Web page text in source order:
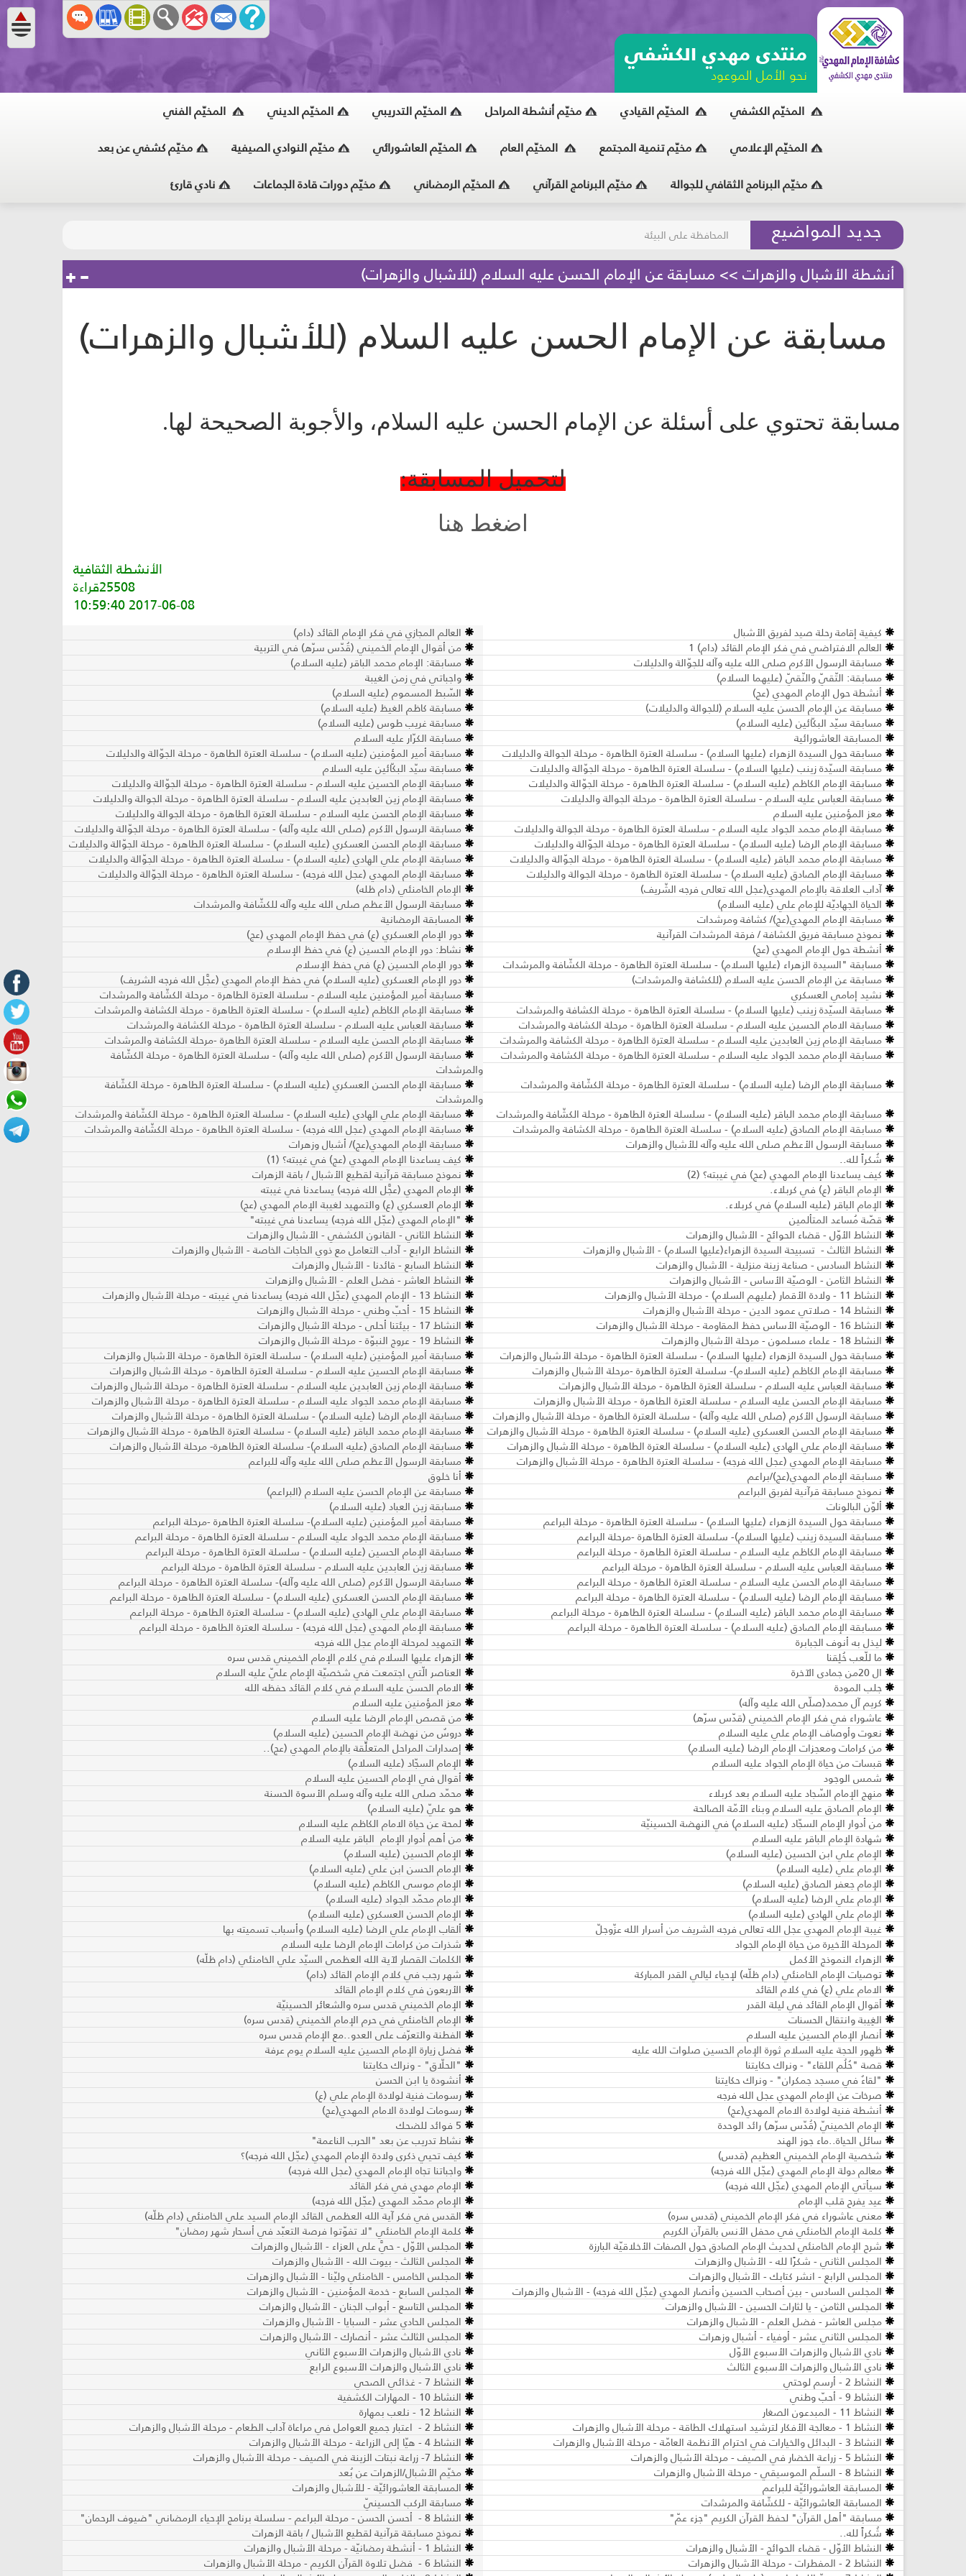
منتدى مهدي الكشفي
نحو الأمل الموعود
المخيّم الكشفي المخيّم القيادي مخيّم أنشطة المراحل المخيّم التدريبي المخيّم الديني المخيّم الفني
المخيّم الإعلامي مخيّم تنمية المجتمع المخيّم العام المخيّم العاشورائي مخيّم النوادي الصيفية مخيّم كشفي عن بعد
مخيّم البرنامج الثقافي للجوالة مخيّم البرنامج القرآني المخيّم الرمضاني مخيّم دورات قادة الجماعات نادي قارئ
جديد المواضيع
مسابقة الركب الحسينيّ
المحافظة على البيئة
أنشطة الأشبال والزهرات >> مسابقة عن الإمام الحسن عليه السلام (للأشبال والزهرات)
مسابقة عن الإمام الحسن عليه السلام (للأشبال والزهرات)
مسابقة تحتوي على أسئلة عن الإمام الحسن عليه السلام، والأجوبة الصحيحة لها.
لتحميل المسابقة:
اضغط هنا
الأنشطة الثقافية
25508قراءة
2017-06-08 10:59:40
كيفية إقامة رحلة صيد لفريق الأشبال
العالم المجازي في فكر الإمام القائد (دام)
العالم الافتراضي في فكر الإمام القائد (دام) 1
من أقوال الإمام الخميني (قُدّس سرّه) في التربية
مسابقة الرسول الأكرم صلى الله عليه وآله للجوّالة والدليلات
مسابقة: الإمام محمد الباقر (عليه السلام)
مسابقة: التّقيّ والنّقيّ (عليهما السلام)
واجباتي في زمن الغيبة
أنشطة حول الإمام المهدي (عج)
السّبط المسموم (عليه السلام)
مسابقة عن الإمام الحسن عليه السلام (للجوالة والدليلات)
مسابقة كاظم الغيظ (عليه السلام)
مسابقة سيّد البكّائين (عليه السلام)
مسابقة غريب طوس (عليه السلام)
المسابقة العاشورائية
مسابقة الكرّار عليه السلام
مسابقة حول السيدة الزهراء (عليها السلام) - سلسلة العترة الطاهرة - مرحلة الجوالة والدليلات
مسابقة أمير المؤمنين (عليه السلام) - سلسلة العترة الطاهرة - مرحلة الجوّالة والدليلات
مسابقة السيّدة زينب (عليها السلام) - سلسلة العترة الطاهرة - مرحلة الجوّالة والدليلات
مسابقة سيّد البكّائين عليه السلام
مسابقة الإمام الكاظم (عليه السلام) - سلسلة العترة الطاهرة - مرحلة الجوّالة والدليلات
مسابقة الإمام الحسين عليه السلام - سلسلة العترة الطاهرة - مرحلة الجوّالة والدليلات
مسابقة العباس عليه السلام - سلسلة العترة الطاهرة - مرحلة الجوالة والدليلات
مسابقة الإمام زين العابدين عليه السلام - سلسلة العترة الطاهرة - مرحلة الجوالة والدليلات
معز المؤمنين عليه السلام
مسابقة الإمام الحسن عليه السلام - سلسلة العترة الطاهرة - مرحلة الجوالة والدليلات
مسابقة الإمام محمد الجواد عليه السلام - سلسلة العترة الطاهرة - مرحلة الجوالة والدليلات
مسابقة الرسول الأكرم (صلى الله عليه وآله) - سلسلة العترة الطاهرة - مرحلة الجوّالة والدليلات
مسابقة الإمام الرضا (عليه السلام) - سلسلة العترة الطاهرة - مرحلة الجوّالة والدليلات
مسابقة الإمام الحسن العسكري (عليه السلام) - سلسلة العترة الطاهرة - مرحلة الجوّالة والدليلات
مسابقة الإمام محمد الباقر (عليه السلام) - سلسلة العترة الطاهرة - مرحلة الجوّالة والدليلات
مسابقة الإمام علي الهادي (عليه السلام) - سلسلة العترة الطاهرة - مرحلة الجوّالة والدليلات
مسابقة الإمام الصادق (عليه السلام) - سلسلة العترة الطاهرة - مرحلة الجوالة والدليلات
مسابقة الإمام المهدي (عجل الله فرجه) - سلسلة العترة الطاهرة - مرحلة الجوّالة والدليلات
آداب العلاقة بالإمام المهدي(عجل الله تعالى فرجه الشّريف)
الإمام الخامنئي (دام ظله)
الحياة الجهاديّة للإمام علي (عليه السلام)
مسابقة الرسول الأعظم صلى الله عليه وآله للكشّافة والمرشدات
مسابقة الإمام المهدي(عج)/ كشافة ومرشدات
المسابقة الرمضانية
نموذج مسابقة فريق الكشافة / فرقة المرشدات القرآنية
دور الإمام العسكري (ع) في حفظ الإمام المهدي (عج)
أنشطة حول الإمام المهدي (عج)
نشاط: دور الإمام الحسين (ع) في حفظ الإسلام
مسابقة "السيدة الزهراء (عليها السلام) - سلسلة العترة الطاهرة - مرحلة الكشّافة والمرشدات
دور الإمام الحسين (ع) في حفظ الإسلام
مسابقة عن الإمام الحسن عليه السلام (للكشافة والمرشدات)
دور الإمام العسكري (عليه السلام) في حفظ الإمام المهدي (عجَّل الله فرجه الشريف)
نشيد إمامي العسكري
مسابقة أمير المؤمنين عليه السلام - سلسلة العترة الطاهرة - مرحلة الكشّافة والمرشدات
مسابقة السيّدة زينب (عليها السلام) - سلسلة العترة الطاهرة - مرحلة الكشافة والمرشدات
مسابقة الإمام الكاظم (عليه السلام) - سلسلة العترة الطاهرة - مرحلة الكشافة والمرشدات
مسابقة الامام الحسين عليه السلام - سلسلة العترة الطاهرة - مرحلة الكشافة والمرشدات
مسابقة العباس عليه السلام - سلسلة العترة الطاهرة - مرحلة الكشافة والمرشدات
مسابقة الإمام زين العابدين عليه السلام - سلسلة العترة الطاهرة - مرحلة الكشافة والمرشدات
مسابقة الإمام الحسن عليه السلام - سلسلة العترة الطاهرة -مرحلة الكشافة والمرشدات
مسابقة الإمام محمد الجواد عليه السلام - سلسلة العترة الطاهرة - مرحلة الكشافة والمرشدات
مسابقة الرسول الأكرم (صلى الله عليه وآله) - سلسلة العترة الطاهرة - مرحلة الكشّافة
والمرشدات
مسابقة الإمام الرضا (عليه السلام) - سلسلة العترة الطاهرة - مرحلة الكشّافة والمرشدات
مسابقة الإمام الحسن العسكري (عليه السلام) - سلسلة العترة الطاهرة - مرحلة الكشّافة
والمرشدات
مسابقة الإمام محمد الباقر (عليه السلام) - سلسلة العترة الطاهرة - مرحلة الكشّافة والمرشدات
مسابقة الإمام علي الهادي (عليه السلام) - سلسلة العترة الطاهرة - مرحلة الكشّافة والمرشدات
مسابقة الإمام الصادق (عليه السلام) - سلسلة العترة الطاهرة - مرحلة الكشافة والمرشدات
مسابقة الإمام المهدي (عجل الله فرجه) - سلسلة العترة الطاهرة - مرحلة الكشّافة والمرشدات
مسابقة الرسول الأعظم صلى الله عليه وآله للأشبال والزهرات
مسابقة الإمام المهدي(عج)/ أشبال وزهرات
شُكراً لله..
كيف يساعدنا الإمام المهدي (عج) في غيبته؟ (1)
كيف يساعدنا الإمام المهدي (عج) في غيبته؟ (2)
نموذج مسابقة قرآنية لقطيع الأشبال / باقة الزهرات
الإمام الباقر (ع) في كربلاء.
الإمام المهدي (عجَّل الله فرجه) يساعدنا في غيبته
الإمام الباقر (عليه السلام) في كربلاء.
الإمام العسكري (ع) والتمهيد لغيبة الإمام المهدي (عج)
قصّة مُساعد المتألمين
"الإمام المهدي (عجّل الله فرجه) يساعدنا في غيبته"
النشاط الأوّل - قضاء الحوائج - الأشبال والزهرات
النشاط الثاني - القانون الكشفي - الأشبال والزهرات
النشاط الثالث - تسبيحة السيدة الزهراء(علیها السلام) - الأشبال والزهرات
النشاط الرابع - آداب التعامل مع ذوي الحاجات الخاصة - الأشبال والزهرات
النشاط السادس - صناعة زينة منزلية - الأشبال والزهرات
النشاط السابع - قائدنا - الأشبال والزهرات
النشاط الثامن - الوصيّة الأساس - الأشبال والزهرات
النشاط العاشر - فضل العلم - الأشبال والزهرات
النشاط 11 - ولادة الأقمار (عليهم السلام) - مرحلة الأشبال والزهرات
النشاط 13 - الإمام المهدي (عجّل الله فرجه) يساعدنا في غيبته - مرحلة الأشبال والزهرات
النشاط 14 - صلاتي عمود الدين - مرحلة الأشبال والزهرات
النشاط 15 - أحبّ وطني - مرحلة الأشبال والزهرات
النشاط 16 - الوصيّة الأساس حفظ المقاومة - مرحلة الأشبال والزهرات
النشاط 17 - بيئتنا أحلى - مرحلة الأشبال والزهرات
النشاط 18 - علماء مسلمون - مرحلة الأشبال والزهرات
النشاط 19 - عروج النبوّة - مرحلة الأشبال والزهرات
مسابقة حول السيدة الزهراء (عليها السلام) - سلسلة العترة الطاهرة - مرحلة الأشبال والزهرات
مسابقة أمير المؤمنين (عليه السلام) - سلسلة العترة الطاهرة - مرحلة الأشبال والزهرات
مسابقة الإمام الكاظم (عليه السلام)- سلسلة العترة الطاهرة -مرحلة الأشبال والزهرات
مسابقة الإمام الحسين عليه السلام - سلسلة العترة الطاهرة - مرحلة الأشبال والزهرات
مسابقة العباس عليه السلام - سلسلة العترة الطاهرة - مرحلة الأشبال والزهرات
مسابقة الإمام زين العابدين عليه السلام - سلسلة العترة الطاهرة - مرحلة الأشبال والزهرات
مسابقة الإمام الحسن عليه السلام - سلسلة العترة الطاهرة - مرحلة الأشبال والزهرات
مسابقة الإمام محمد الجواد عليه السلام - سلسلة العترة الطاهرة - مرحلة الأشبال والزهرات
مسابقة الرسول الأكرم (صلى الله عليه وآله) - سلسلة العترة الطاهرة - مرحلة الأشبال والزهرات
مسابقة الإمام الرضا (عليه السلام) - سلسلة العترة الطاهرة - مرحلة الأشبال والزهرات
مسابقة الإمام الحسن العسكري (عليه السلام) - سلسلة العترة الطاهرة - مرحلة الأشبال والزهرات
مسابقة الإمام محمد الباقر (عليه السلام) - سلسلة العترة الطاهرة - مرحلة الأشبال والزهرات
مسابقة الإمام علي الهادي (عليه السلام) - سلسلة العترة الطاهرة - مرحلة الأشبال والزهرات
مسابقة الإمام الصادق (عليه السلام)- سلسلة العترة الطاهرة- مرحلة الأشبال والزهرات
مسابقة الإمام المهدي (عجل الله فرجه) - سلسلة العترة الطاهرة - مرحلة الأشبال والزهرات
مسابقة الرسول الأعظم صلى الله عليه وآله للبراعم
مسابقة الإمام المهدي(عج)/براعم
أنا خلوق
نموذج مسابقة قرآنية لفربق البراعم
مسابقة عن الإمام الحسن عليه السلام (البراعم)
ألوّن البالونات
مسابقة زين العباد (عليه السلام)
مسابقة حول السيدة الزهراء (عليها السلام) - سلسلة العترة الطاهرة - مرحلة البراعم
مسابقة أمير المؤمنين (عليه السلام)- سلسلة العترة الطاهرة -مرحلة البراعم
مسابقة السيدة زينب (عليها السلام)- سلسلة العترة الطاهرة -مرحلة البراعم
مسابقة الإمام محمد الجواد عليه السلام - سلسلة العترة الطاهرة - مرحلة البراعم
مسابقة الإمام الكاظم عليه السلام - سلسلة العترة الطاهرة - مرحلة البراعم
مسابقة الإمام الحسين (عليه السلام) - سلسلة العترة الطاهرة - مرحلة البراعم
مسابقة العباس عليه السلام - سلسلة العترة الطاهرة - مرحلة البراعم
مسابقة زين العابدين عليه السلام - سلسلة العترة الطاهرة - مرحلة البراعم
مسابقة الإمام الحسن عليه السلام - سلسلة العترة الطاهرة - مرحلة البراعم
مسابقة الرسول الأكرم (صلى الله عليه وآله)- سلسلة العترة الطاهرة - مرحلة البراعم
مسابقة الإمام الرضا (عليه السلام) - سلسلة العترة الطاهرة - مرحلة البراعم
مسابقة الإمام الحسن العسكري (عليه السلام) - سلسلة العترة الطاهرة - مرحلة البراعم
مسابقة الإمام محمد الباقر (عليه السلام) - سلسلة العترة الطاهرة - مرحلة البراعم
مسابقة الإمام علي الهادي (عليه السلام) - سلسلة العترة الطاهرة - مرحلة البراعم
مسابقة الإمام الصادق (عليه السلام) - سلسلة العترة الطاهرة - مرحلة البراعم
مسابقة الإمام المهدي (عجل الله فرجه) - سلسلة العترة الطاهرة - مرحلة البراعم
ليذل به أنوف الجبابرة
التمهيد لمرحلة الإمام عجل الله فرجه
ما للّعب خُلِقنا
الزهراء عليها السلام في كلام الإمام الخميني قدس سره
ال 20من جمادى الآخرة
العناصر الّتي اجتمعت في شخصيّة الإمام عليّ عليه السلام
جلب المودة
الامام الحسن عليه السلام في كلام القائد حفظه الله
كريم آل محمد(صلّى الله عليه وآله)
معز المؤمنين عليه السلام
عاشوراء في فكر الإمام الخميني (قدّس سرّه)
من قصص الإمام الرضا عليه السلام
نعوت وأوصاف الإمام علي عليه السلام
دروسٌ من نهضة الإمام الحسين (عليه السلام)
من كرامات ومعجزات الإمام الرضا (عليه السلام)
إصدارات المراحل المتعلِّقة بالإمام المهدي (عج)..
قبسات من حياة الإمام الجواد عليه السلام
الإمام السجّاد (عليه السلام)
شمس الوجود
أقوال في الإمام الحسين عليه السلام
منهج الإمام السّجاد عليه السلام بعد كربلاء
محمّد صلى الله عليه وآله وسلم الأسوة الحسنة
الإمام الصادق عليه السلام وبناء الأمّة الصالحة
هو عليّ (عليه السلام)
من أدوار الإمام السجّاد (عليه السلام) في النهضة الحسينيّة
لمحة عن حياة الامام الكاظم عليه السلام
شهادة الإمام الباقر عليه السلام
من أهم أدوار الإمام الباقر عليه السلام
الإمام علي ابن الحسين (عليه السلام)
الإمام الحسين (عليه السلام)
الإمام علي (عليه السلام)
الإمام الحسن ابن علي (عليه السلام)
الإمام جعفر الصادق (عليه السلام)
الإمام موسى الكاظم (عليه السلام)
الإمام علي الرضا (عليه السلام)
الإمام محمّد الجواد (عليه السلام)
الإمام علي الهادي (عليه السلام)
الإمام الحسن العسكري (عليه السلام)
غيبة الإمام المهدي عجل الله تعالى فرجه الشريف من أسرار الله عزّوجلّ
ألقاب الإمام علي الرضا (عليه السلام) وأسباب تسميته بها
المرحلة الأخيرة من حياة الإمام الجواد
شذرات من كرامات الإمام الرضا عليه السلام
الزهراء النموذج الأكمل
الكلمات القصار لآية الله العظمى السيّد علي الخامنئي (دام ظلّه)
توصيات الإمام الخامنئي (دام ظلّه) لإحياء ليالي القدر المباركة
شهر رجب في كلام الإمام القائد (دام)
الامام علي (ع) في كلام القائد
الأربعون في كلام الإمام القائد
أقوال الإمام القائد في ليلة القدر
الإمام الخميني قدس سره والشعائر الحسينيّة
الغِيبة وانتقال الحسنات
الإمام الخامنئي في حرم الإمام الخميني (قدس سره)
أنصار الإمام الحسين عليه السلام
الفطنة والتعرّف على العدو..مع الإمام قدس سره
ظهور الحجة عليه السلام ثورة الإمام الحسين صلوات الله عليه
فضل زيارة الإمام الحسين عليه السلام يوم عرفة
قصة "حُلُم اللقاء" - ونراك حكايتنا
"الحلّاق" - ونراك حكايتنا
"لقاءٌ في مسجد جمكران" - ونراك حكايتنا
أنشودة يا ابن الحسن
صرخات عن الإمام المهدي عجل الله فرجه
رسومات فنية لولادة الإمام علي (ع)
أنشطة فنية لولادة الامام المهدي(عج)
رسومات لولادة الامام المهدي(عج)
الإمام الخمينيّ (قُدّس سرّه) رائد الوحدة
5 فوائد للضحك
سائل الحياة..ماء جوز الهند
نشاط تدريب عن بعد "الحرب الناعمة"
شخصية الإمام الخميني العظيم (قدس)
كيف تحيي ذكرى ولادة الإمام المهدي (عجّل الله فرجه)؟
معالم دولة الإمام المهدي (عجّل الله فرجه)
واجباتنا تجاه الإمام المهدي (عجل الله فرجه)
سيأتي الإمام المهدي (عجّل الله فرجه)
الإمام مهدي في فكر القائد
عيد يفرح قلب الإمام
الإمام محمّد المهدي (عجّل الله فرجه)
معنى عاشوراء في فكر الإمام الخميني (قدس سره)
القدس في فكر آية الله العظمى القائد الإمام السيد علي الخامنئي (دام ظلّه)
كلمة الإمام الخامنئي في محفل الأنس بالقرآن الكريم
كلمة الإمام الخامنئي "لا تفوّتوا فرصة التعبّد في أسحار شهر رمضان"
شرح الإمام الخامنئي لحديث الإمام الصادق حول الصفات الأخلاقيّة البارزة
المجلس الأوّل - حيَّ على العزاء - الأشبال والزهرات
المجلس الثاني - شكرًا لله - الأشبال والزهرات
المجلس الثالث - بيوت الله - الأشبال والزهرات
المجلس الرابع - انشر كتابك - الأشبال والزهرات
المجلس الخامس - الخامنئي وليّنا - الأشبال والزهرات
المجلس السادس - بين أصحاب الحسين وأنصار المهدي (عجّل الله فرجه) - الأشبال والزهرات
المجلس السابع - خدمة المؤمنين - الأشبال والزهرات
المجلس الثامن - يا لثارات الحسين - الأشبال والزهرات
المجلس التاسع - أبواب الجنان - الأشبال والزهرات
مجلس العاشر - فضل العلم - الأشبال والزهرات
المجلس الحادي عشر - السبايا - الأشبال والزهرات
المجلس الثاني عشر - أوفياء - أشبال وزهرات
المجلس الثالث عشر - أنصارك - الأشبال والزهرات
نادي الأشبال والزهرات الأسبوع الأوّل
نادي الأشبال والزهرات الأسبوع الثاني
نادي الأشبال والزهرات الأسبوع الثالث
نادي الأشبال والزهرات الأسبوع الرابع
النشاط 2 - أرسم لوحتي
النشاط 7 - غذائي الصحي
النشاط 9 - أحبّ وطني
النشاط 10 - المهارات الكشفية
النشاط 11 - المبدعون الصغار
النشاط 12 - نلعب بمهارة
النشاط 1 - معالجة الأفكار لترشيد استهلاك الطاقة - مرحلة الأشبال والزهرات
النشاط 2 - اعتبار جميع العوامل في مراعاة آداب الطعام - مرحلة الأشبال والزهرات
النشاط 3 - البدائل والخيارات في احترام الأنظمة العامّة - مرحلة الأشبال والزهرات
النشاط 4 - هيّا إلى الزراعة - مرحلة الأشبال والزهرات
النشاط 5 - زراعة الخضار في الصيف - مرحلة الأشبال والزهرات
النشاط 7- زراعة نبتات الزينة في الصيف - مرحلة الأشبال والزهرات
النشاط 8 - السلّم الموسيقي - مرحلة الأشبال والزهرات
مخيّم الأشبال/الزهرات عن بُعد
المسابقة العاشورائيّة للبراعم
المسابقة العاشورائيّة - للأشبال والزهرات
المسابقة العاشورائيّة - للكشّافة والمرشدات
مسابقة الركب الحسينيّ
مسابقة "أهل القرآن" لحفظ القرآن الكريم "جزء عمّ"
النشاط 8 - أحسن الحسن - مرحلة البراعم - سلسلة برنامج الإحياء الرمضاني "ضيوف الرحمان"
شُكراً لله..
نموذج مسابقة قرآنية لقطيع الأشبال / باقة الزهرات
النشاط الأوّل - قضاء الحوائج - الأشبال والزهرات
النشاط 1 - أنشطة رمضانيّة - مرحلة الأشبال والزهرات
النشاط 2 - المفطرات - مرحلة الأشبال والزهرات
النشاط 6 - فضل تلاوة القرآن الكريم - مرحلة الأشبال والزهرات